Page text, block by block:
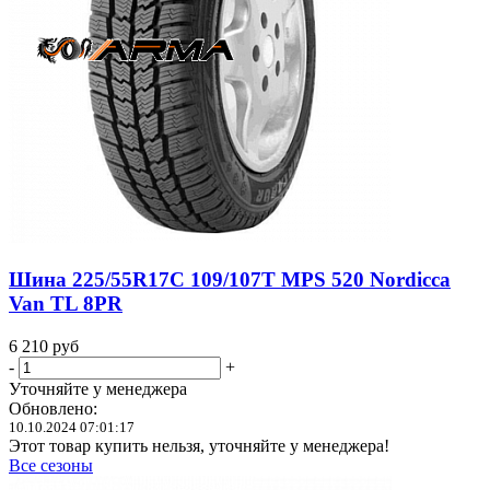
Шина 225/55R17C 109/107T MPS 520 Nordicca
Van TL 8PR
6 210 руб
-
+
Уточняйте у менеджера
Обновлено:
10.10.2024 07:01:17
Этот товар купить нельзя, уточняйте у менеджера!
Все сезоны